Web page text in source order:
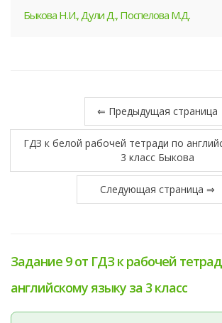
Быкова Н.И., Дули Д., Поспелова М.Д.
⇐ Предыдущая страница
ГДЗ к белой рабочей тетради по
3 класс Быкова
Следующая страница ⇒
Задание 9 от ГДЗ к рабочей
английскому языку за 3 класс